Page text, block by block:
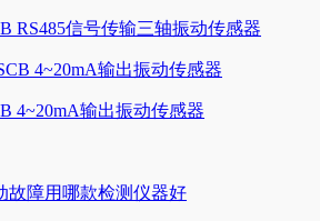
RS485信号传输三轴振动传感器
4~20mA输出振动传感器